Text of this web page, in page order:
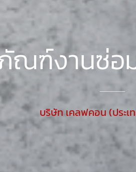
ณฑ์งานซ่อ
บริษัท เคลฟคอน (ประเ